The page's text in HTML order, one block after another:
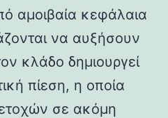
αμοιβαία κεφάλαια
να αυξήσουν
κλάδο δημιουργεί
πίεση, η οποία
σε ακόμη